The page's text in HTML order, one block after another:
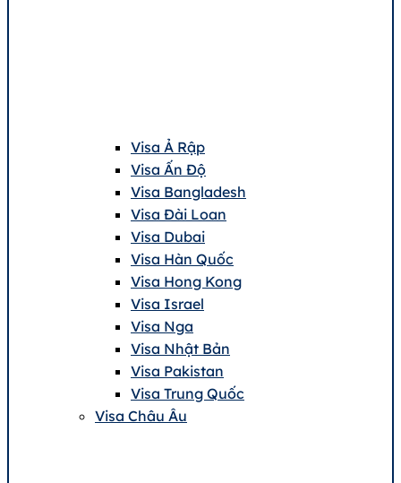
Visa Ả Rập
Visa Ấn Độ
Visa Bangladesh
Visa Đài Loan
Visa Dubai
Visa Hàn Quốc
Visa Hong Kong
Visa Israel
Visa Nga
Visa Nhật Bản
Visa Pakistan
Visa Trung Quốc
Visa Châu Âu